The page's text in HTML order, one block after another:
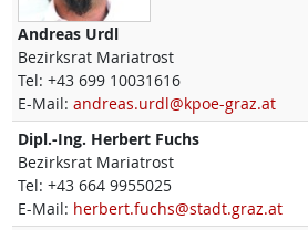
Andreas Urdl
Bezirksrat Mariatrost
Tel: +43 699 10031616
E-Mail: andreas.urdl@kpoe-graz.at
Dipl.-Ing. Herbert Fuchs
Bezirksrat Mariatrost
Tel: +43 664 9955025
E-Mail: herbert.fuchs@stadt.graz.at